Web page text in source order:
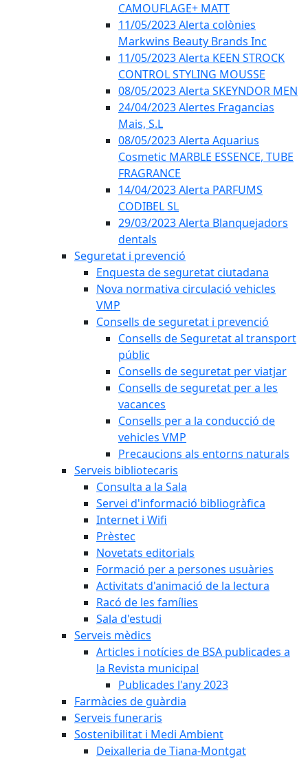
CAMOUFLAGE+ MATT
11/05/2023 Alerta colònies
Markwins Beauty Brands Inc
11/05/2023 Alerta KEEN STROCK
CONTROL STYLING MOUSSE
08/05/2023 Alerta SKEYNDOR MEN
24/04/2023 Alertes Fragancias
Mais, S.L
08/05/2023 Alerta Aquarius
Cosmetic MARBLE ESSENCE, TUBE
FRAGRANCE
14/04/2023 Alerta PARFUMS
CODIBEL SL
29/03/2023 Alerta Blanquejadors
dentals
Seguretat i prevenció
Enquesta de seguretat ciutadana
Nova normativa circulació vehicles
VMP
Consells de seguretat i prevenció
Consells de Seguretat al transport
públic
Consells de seguretat per viatjar
Consells de seguretat per a les
vacances
Consells per a la conducció de
vehicles VMP
Precaucions als entorns naturals
Serveis bibliotecaris
Consulta a la Sala
Servei d'informació bibliogràfica
Internet i Wifi
Prèstec
Novetats editorials
Formació per a persones usuàries
Activitats d'animació de la lectura
Racó de les famílies
Sala d'estudi
Serveis mèdics
Articles i notícies de BSA publicades a
la Revista municipal
Publicades l'any 2023
Farmàcies de guàrdia
Serveis funeraris
Sostenibilitat i Medi Ambient
Deixalleria de Tiana-Montgat